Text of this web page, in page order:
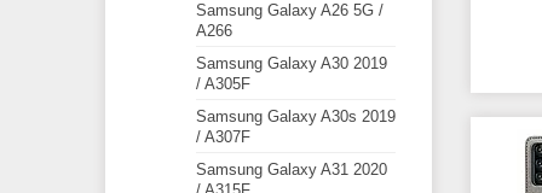
Samsung Galaxy A26 5G /
A266
Samsung Galaxy A30 2019
/ A305F
Samsung Galaxy A30s 2019
/ A307F
Samsung Galaxy A31 2020